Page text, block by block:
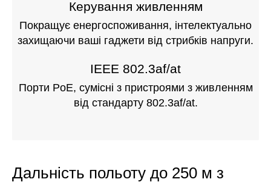
Керування живленням
Покращує енергоспоживання, інтелектуально
захищаючи ваші гаджети від стрибків напруги.
IEEE 802.3af/at
Порти PoE, сумісні з пристроями з живленням
від стандарту 802.3af/at.
Дальність польоту до 250 м з